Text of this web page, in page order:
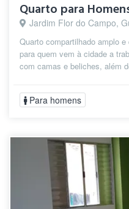
Jardim Flor do Campo,
Quarto compartilhado amplo
para quem vem à cidade a
com camas e beliches, além
Para homens